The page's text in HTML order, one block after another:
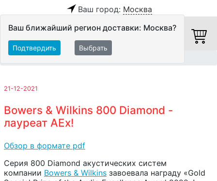
Ваш город: Москва
Ваш ближайший регион доставки: Москва?
Подтвердить Выбрать
21-12-2021
Bowers & Wilkins 800 Diamond -
лауреат AEx!
Обзор в формате pdf
Серия 800 Diamond акустических систем
компании Bowers & Wilkins завоевала награду «Gold